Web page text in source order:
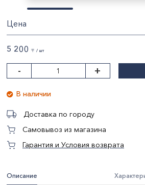
Описание
Цена
5 200 〒 / шт
- +
В наличии
Доставка по городу
Самовывоз из магазина
Гарантия и Условия возврата